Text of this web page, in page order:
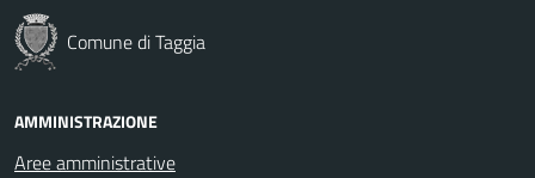
Comune di Taggia
AMMINISTRAZIONE
Aree amministrative